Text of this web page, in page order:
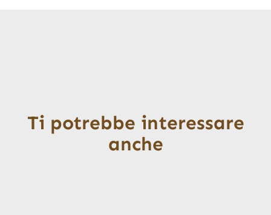
Ti potrebbe interessare
anche